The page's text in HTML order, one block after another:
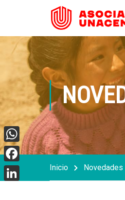
Inicio Novedades
WhatsApp
Facebook